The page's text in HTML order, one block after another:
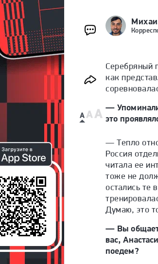
Серебряный
как
— Упоминали
это
— Тепло
Россия
читала ее
тоже не
остались те
Думаю, это
— Вы
вас,
поедем?